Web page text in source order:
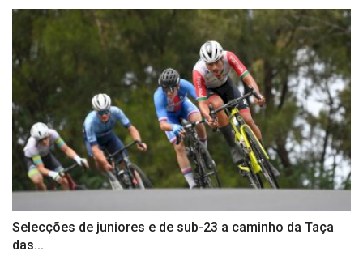
Selecções de juniores e de sub-23 a caminho da Taça
das...